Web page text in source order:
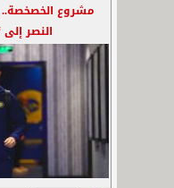
مشروع الخصخصة..
النصر إلى